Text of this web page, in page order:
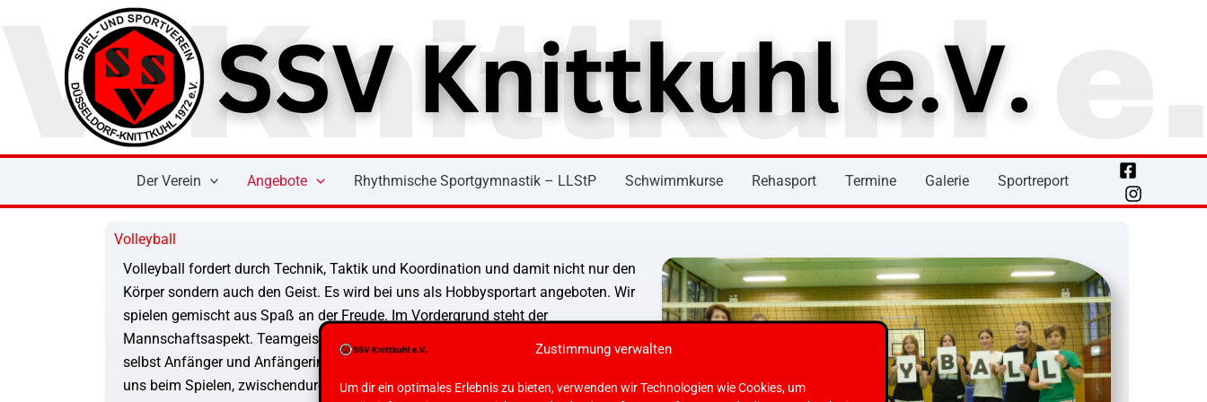
Zustimmung verwalten
Um dir ein optimales Erlebnis zu bieten, verwenden wir Technologien wie Cookies, um
Der Verein Angebote Rhythmische Sportgymnastik – LLStP Schwimmkurse Rehasport Termine Galerie Sportreport
Volleyball
Volleyball fordert durch Technik, Taktik und Koordination und damit nicht nur den
Körper sondern auch den Geist. Es wird bei uns als Hobbysportart angeboten. Wir
spielen gemischt aus Spaß an der Freude. Im Vordergrund steht der
Mannschaftsaspekt. Teamgeist ist damit ganz wichtig. Jeder ist gerne gesehen,
selbst Anfänger und Anfängerinnen sind schnell integriert. Schwerpunkt liegt bei
uns beim Spielen, zwischendurch versuchen wir unsere Technik, Taktik,